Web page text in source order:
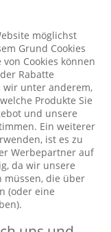
möglichst
Grund Cookies
Cookies können
Rabatte
wir unter anderem,
Produkte Sie
und unsere
Ein weiterer
ist es zu
Werbepartner auf
da wir unsere
müssen, die über
(oder eine